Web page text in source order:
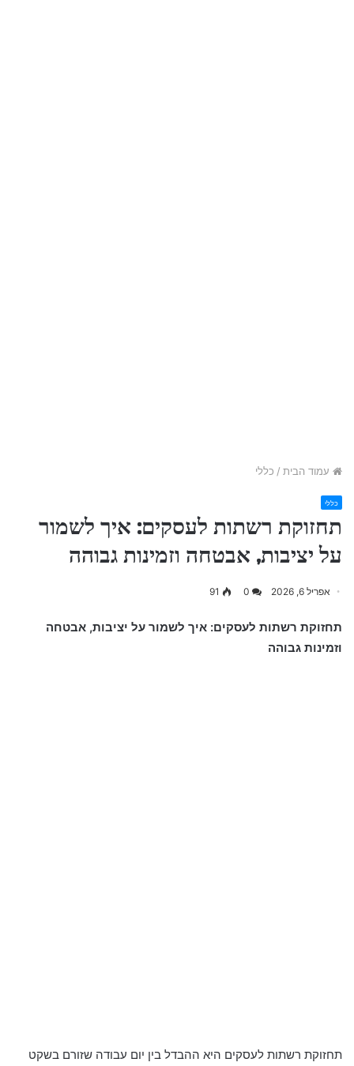
עמוד הבית / כללי
כללי
תחזוקת רשתות לעסקים: איך לשמור
על יציבות, אבטחה וזמינות גבוהה
אפריל 6, 2026 0
91
תחזוקת רשתות לעסקים: איך לשמור על יציבות, אבטחה
וזמינות גבוהה
תחזוקת רשתות לעסקים היא ההבדל בין יום עבודה שזורם בשקט